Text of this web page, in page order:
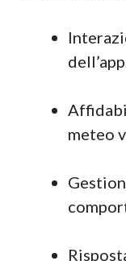
meteo